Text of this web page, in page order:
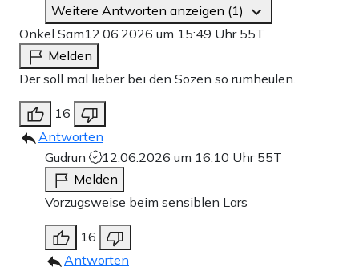
Weitere Antworten anzeigen (1)
Onkel Sam12.06.2026 um 15:49 Uhr 55T
Melden
Der soll mal lieber bei den Sozen so rumheulen.
16
Antworten
Gudrun
12.06.2026 um 16:10 Uhr 55T
Melden
Vorzugsweise beim sensiblen Lars
16
Antworten